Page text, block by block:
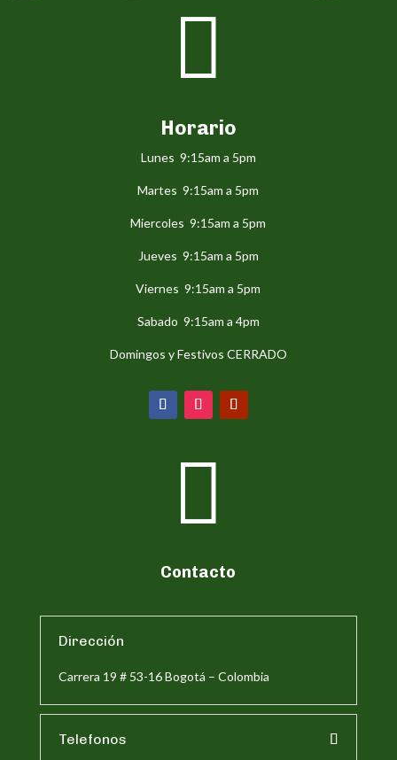

Horario
Lunes 9:15am a 5pm
Martes 9:15am a 5pm
Miercoles 9:15am a 5pm
Jueves 9:15am a 5pm
Viernes 9:15am a 5pm
Sabado 9:15am a 4pm
Domingos y Festivos CERRADO

Contacto
Dirección
Carrera 19 # 53-16 Bogotá – Colombia
Telefonos